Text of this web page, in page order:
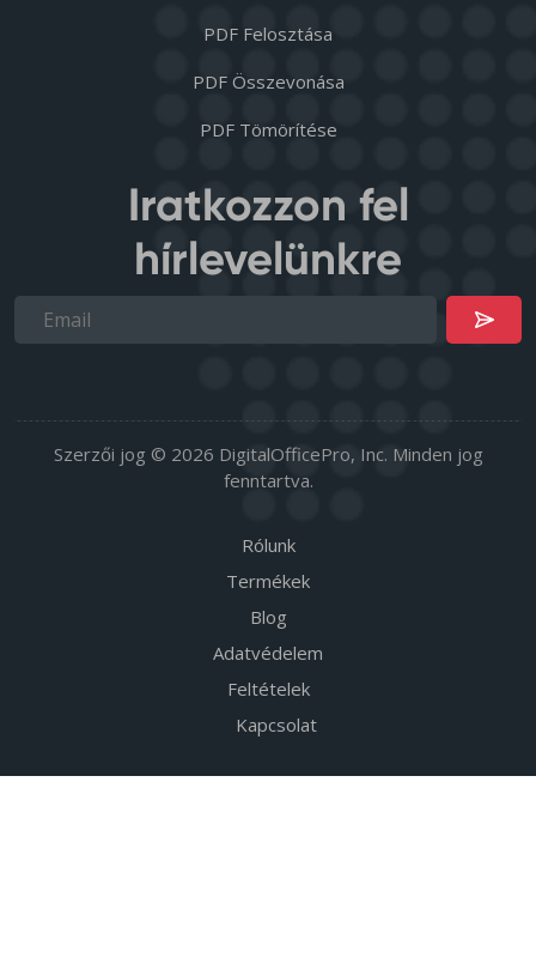
PDF Felosztása
PDF Összevonása
PDF Tömörítése
Iratkozzon fel
hírlevelünkre
Szerzői jog © 2026 DigitalOfficePro, Inc. Minden jog
fenntartva.
Rólunk
Termékek
Blog
Adatvédelem
Feltételek
Kapcsolat